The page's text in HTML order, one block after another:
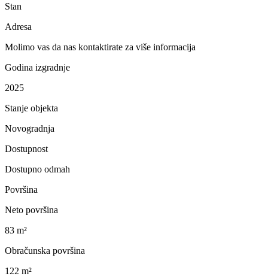
Stan
Adresa
Molimo vas da nas kontaktirate za više informacija
Godina izgradnje
2025
Stanje objekta
Novogradnja
Dostupnost
Dostupno odmah
Površina
Neto površina
83 m²
Obračunska površina
122 m²